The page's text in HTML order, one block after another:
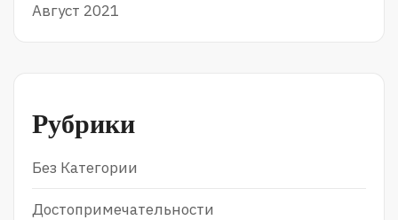
Август 2021
Рубрики
Без Категории
Достопримечательности